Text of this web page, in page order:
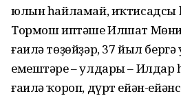
юлын һайламай, иҡтисадсы
Тормош иптәше Илшат
ғаилә төҙөйҙәр, 37 йыл
емештәре – улдары – Илдар
ғаилә ҡороп, дүрт ейән-